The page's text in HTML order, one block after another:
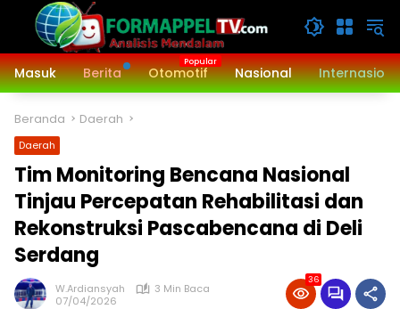
Langsung
konten
Masuk
Berita Otomotif Nasional
Beranda Daerah
Daerah
Tim Monitoring Bencana Nasional
Tinjau Percepatan Rehabilitasi dan
Rekonstruksi Pascabencana di Deli
Serdang
W.Ardiansyah
3 Min Baca
07/04/2026
36